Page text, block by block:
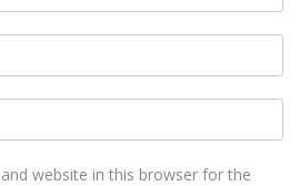
website in this browser for the